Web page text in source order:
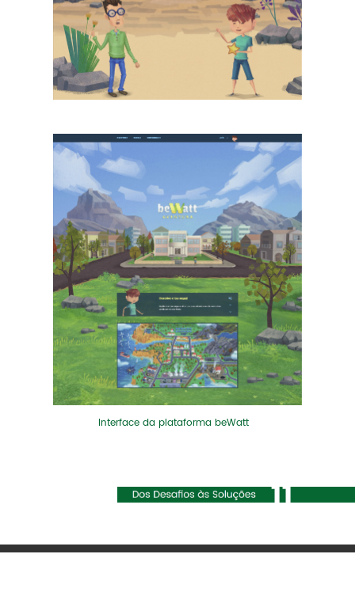
Interface da plataforma beWatt